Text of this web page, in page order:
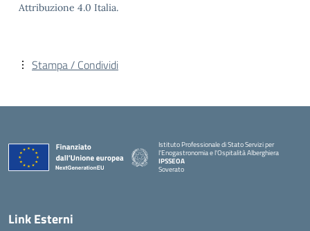
Attribuzione 4.0 Italia.
Stampa / Condividi
Istituto Professionale di Stato Servizi per
l'Enogastronomia e l'Ospitalità Alberghiera
IPSSEOA
Soverato
Link Esterni